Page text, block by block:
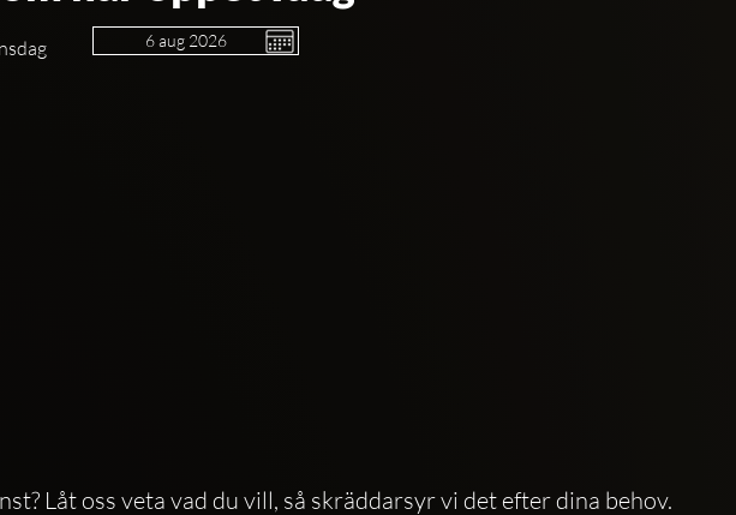
Låt oss veta vad du vill, så skräddarsyr vi det efter dina behov.